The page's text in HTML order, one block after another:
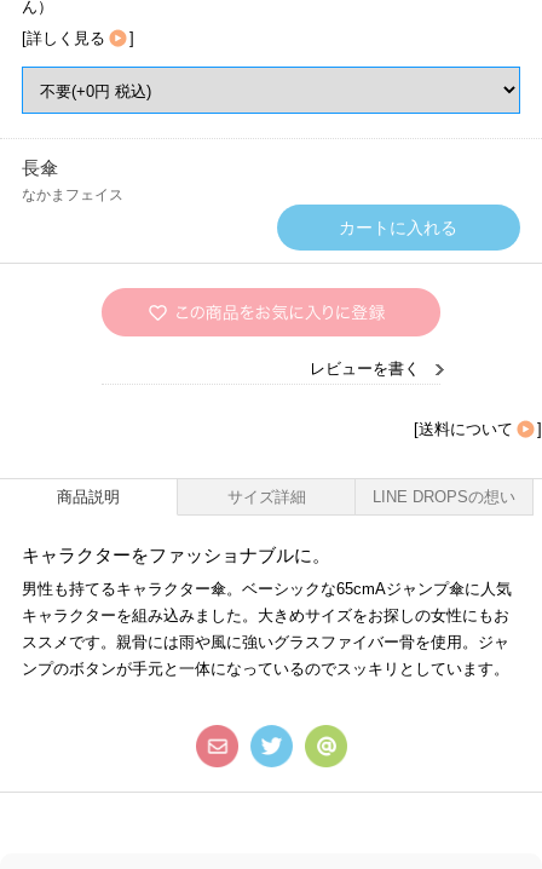
ん）
[詳しく見る ]
長傘
なかまフェイス
レビューを書く
[送料について ]
商品説明 サイズ詳細 LINE DROPSの想い
キャラクターをファッショナブルに。
男性も持てるキャラクター傘。ベーシックな65cmAジャンプ傘に人気
キャラクターを組み込みました。大きめサイズをお探しの女性にもお
ススメです。親骨には雨や風に強いグラスファイバー骨を使用。ジャ
ンプのボタンが手元と一体になっているのでスッキリとしています。